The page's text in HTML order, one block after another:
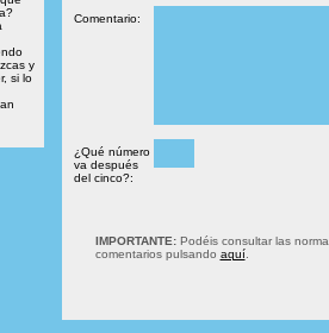
y
si lo
Comentario:
¿Qué número
va después
del cinco?:
IMPORTANTE:Podéis consultar las
comentarios pulsando aquí.